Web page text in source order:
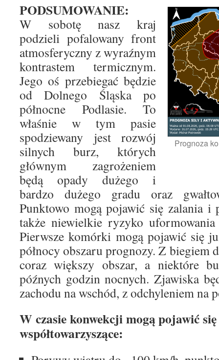
Prognoza
PODSUMOWANIE:
W sobotę nasz kraj
podzieli pofalowany front
atmosferyczny z wyraźnym
kontrastem termicznym.
Jego oś przebiegać będzie
od Dolnego Śląska po
północne Podlasie. To
właśnie w tym pasie
spodziewany jest rozwój
silnych burz, których
głównym zagrożeniem
będą opady dużego i
bardzo dużego gradu oraz
Punktowo mogą pojawić się zalania i
także niewielkie ryzyko
Pierwsze komórki mogą pojawić się
północy obszaru prognozy. Z biegiem
coraz większy obszar, a niektóre
późnych godzin nocnych. Zjawiska
zachodu na wschód, z odchyleniem na
W czasie konwekcji mogą pojawić
współtowarzyszące: